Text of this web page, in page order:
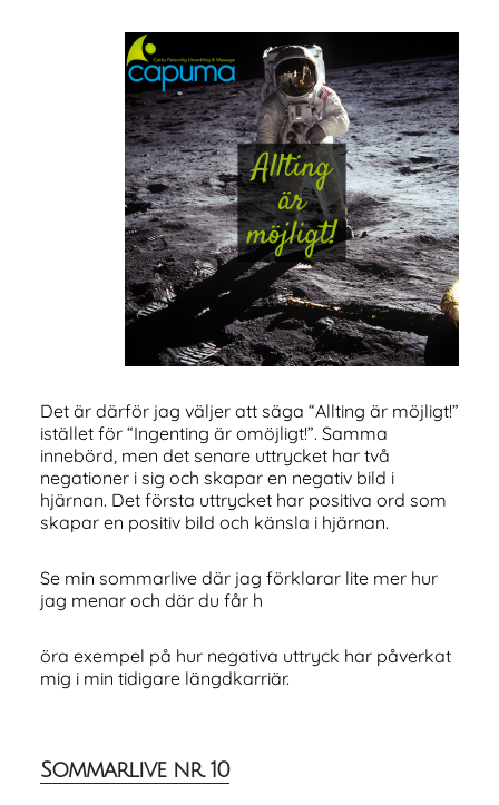
Det är därför jag väljer att säga “Allting är möjligt!”
istället för “Ingenting är omöjligt!”. Samma
innebörd, men det senare uttrycket har två
negationer i sig och skapar en negativ bild i
hjärnan. Det första uttrycket har positiva ord som
skapar en positiv bild och känsla i hjärnan.
Se min sommarlive där jag förklarar lite mer hur
jag menar och där du får h
öra exempel på hur negativa uttryck har påverkat
mig i min tidigare längdkarriär.
Sommarlive nr. 10